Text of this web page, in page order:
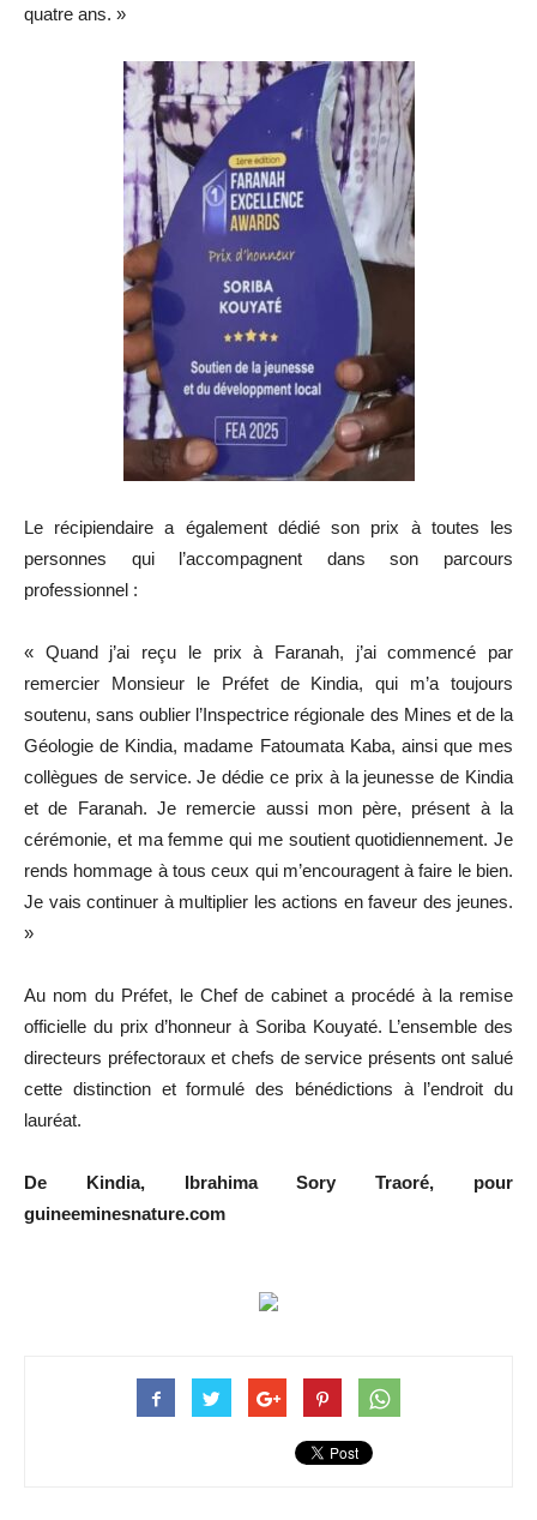
quatre ans. »
Le récipiendaire a également dédié son prix à toutes les
personnes qui l’accompagnent dans son parcours
professionnel :
« Quand j’ai reçu le prix à Faranah, j’ai commencé par
remercier Monsieur le Préfet de Kindia, qui m’a toujours
soutenu, sans oublier l’Inspectrice régionale des Mines et de la
Géologie de Kindia, madame Fatoumata Kaba, ainsi que mes
collègues de service. Je dédie ce prix à la jeunesse de Kindia
et de Faranah. Je remercie aussi mon père, présent à la
cérémonie, et ma femme qui me soutient quotidiennement. Je
rends hommage à tous ceux qui m’encouragent à faire le bien.
Je vais continuer à multiplier les actions en faveur des jeunes.
»
Au nom du Préfet, le Chef de cabinet a procédé à la remise
officielle du prix d’honneur à Soriba Kouyaté. L’ensemble des
directeurs préfectoraux et chefs de service présents ont salué
cette distinction et formulé des bénédictions à l’endroit du
lauréat.
De Kindia, Ibrahima Sory Traoré, pour
guineeminesnature.com